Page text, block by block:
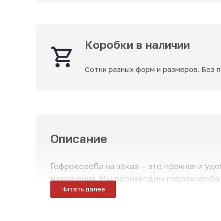
Коробки в наличии
Сотни разных форм и размеров. Без
Описание
Гофрокороба на заказ — это прочная и
назначения. Мы производим
продукции и логистические требования
Читать далее